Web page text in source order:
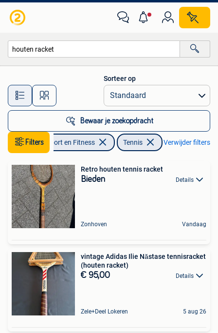
Alle afstanden…
Sorteer op
Bewaar je zoekopdracht
Filters Sport en Fitness Tennis Verwijder filters
Retro houten tennis racket
Bieden Details
Zonhoven Vandaag
vintage Adidas Ilie Năstase tennisracket
(houten racket)
€ 95,00 Details
Zele+Deel Lokeren 5 aug 26